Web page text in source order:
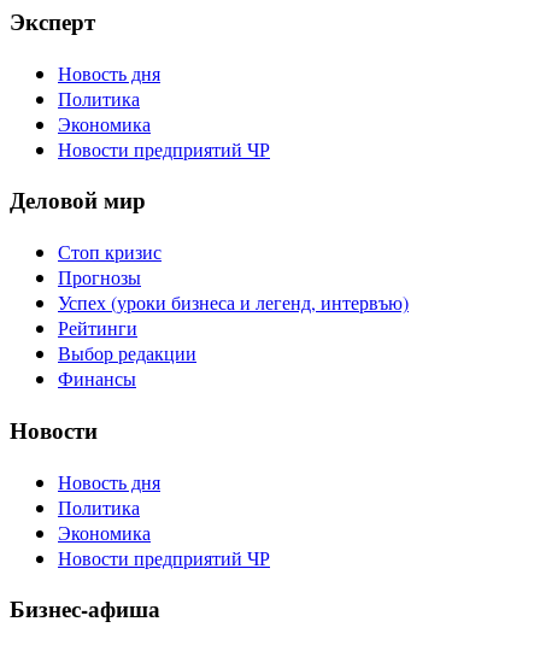
Эксперт
Новость дня
Политика
Экономика
Новости предприятий ЧР
Деловой мир
Стоп кризис
Прогнозы
Успех (уроки бизнеса и легенд, интервъю)
Рейтинги
Выбор редакции
Финансы
Новости
Новость дня
Политика
Экономика
Новости предприятий ЧР
Бизнес-афиша